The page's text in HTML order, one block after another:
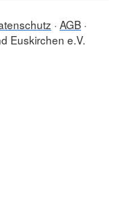
AGB
Euskirchen e.V.